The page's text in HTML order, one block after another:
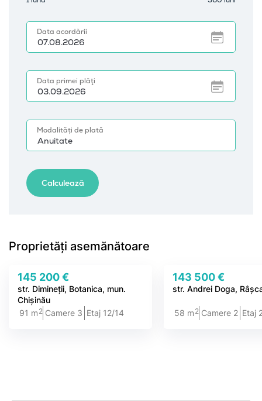
Proprietăți asemănătoare
145 200 €
str. Dimineții, Botanica, mun.
Chișinău
91 m 2 Camere 3 Etaj 12/14
143 500 €
str. Andrei Doga,
58 m 2 Camere 2 Etaj